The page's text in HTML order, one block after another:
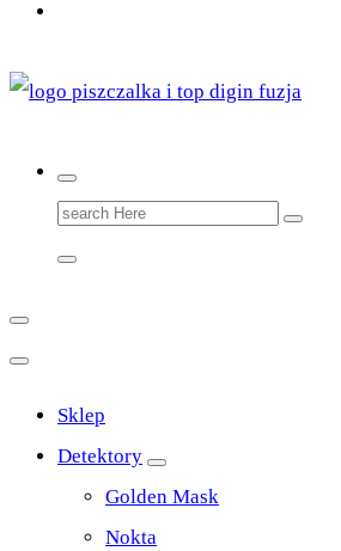
Top Digin Sklep z Wykrywaczami
Search
for:
Sklep
Detektory
Golden Mask
Nokta